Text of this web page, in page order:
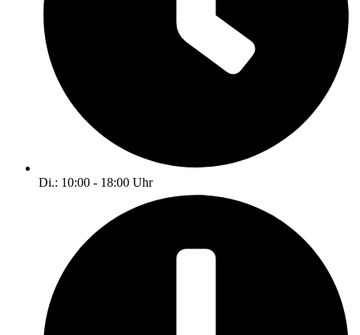
Di.: 10:00 - 18:00 Uhr